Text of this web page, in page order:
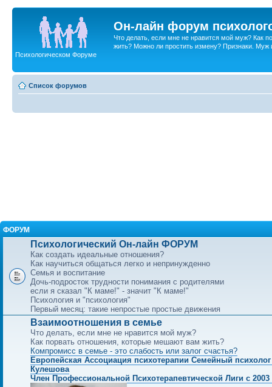
Он-лайн форум
Что делать, если мне не нравится мой муж? Как
жить? Можно ли простить измену? Признаки. Муж
Психологическом Форуме
Список форумов
ФОРУМ
Психологический Он-лайн ФОРУМ
Как создать идеальные отношения?
Как научиться общаться легко и непринужденно
Семья и воспитание
Дочь-подросток трудности понимания с родителями
если я сказал "К маме!" - значит "К маме!"
Психология и "психология"
Первый месяц: такие непростые простые движения
Взаимоотношения в семье
Что делать, если мне не нравится мой муж?
Как порвать отношения, которые мешают вам жить?
Компромисс в семье - это слабость или залог счастья?
Европейская Ассоциация психотерапии Семейный
Кулешова
Член Профессиональной Психотерапевтической Лиги с 2003